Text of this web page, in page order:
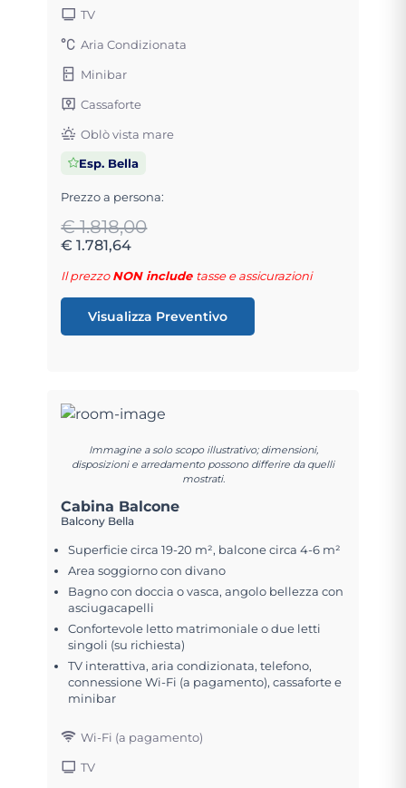
TV
Aria Condizionata
Minibar
Cassaforte
Oblò vista mare
Esp. Bella
Prezzo a persona:
€ 1.818,00
€ 1.781,64
Il prezzoNON include tasse e assicurazioni
Visualizza Preventivo
Immagine a solo scopo illustrativo; dimensioni,
disposizioni e arredamento possono differire da quelli
mostrati.
Cabina Balcone
Balcony Bella
Superficie circa 19-20 m², balcone circa 4-6 m²
Area soggiorno con divano
Bagno con doccia o vasca, angolo bellezza con
asciugacapelli
Confortevole letto matrimoniale o due letti
singoli (su richiesta)
TV interattiva, aria condizionata, telefono,
connessione Wi-Fi (a pagamento), cassaforte e
minibar
Wi-Fi (a pagamento)
TV